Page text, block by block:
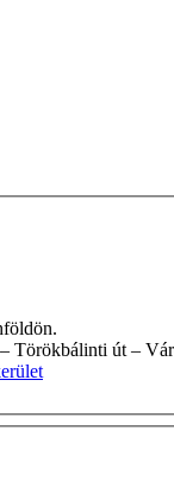
Beregszász út –